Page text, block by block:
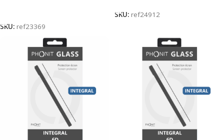
SKU: ref23369
SKU: ref24912